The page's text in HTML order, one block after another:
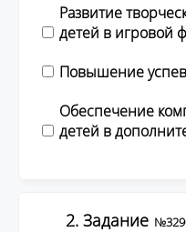
Развитие
детей в игровой
Повышение
Обеспечение
детей в
2. Задание